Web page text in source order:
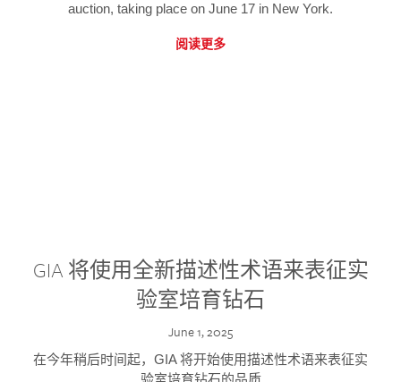
auction, taking place on June 17 in New York.
阅读更多
GIA 将使用全新描述性术语来表征实
验室培育钻石
June 1, 2025
在今年稍后时间起，GIA 将开始使用描述性术语来表征实